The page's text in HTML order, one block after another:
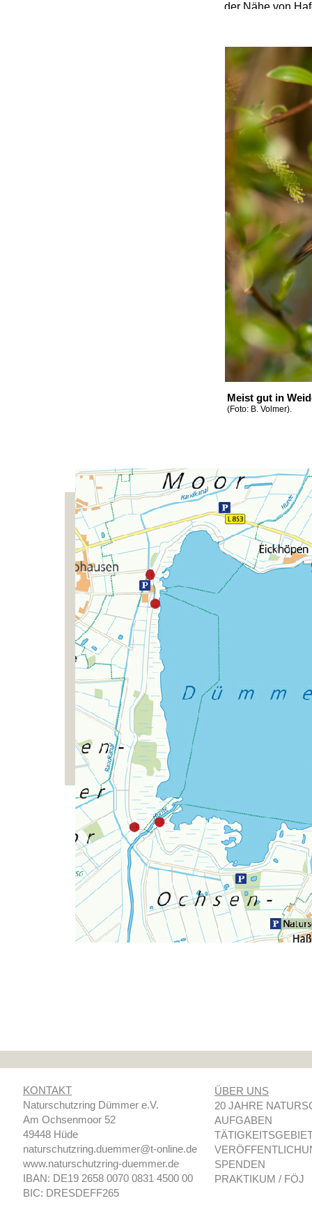
Meist gut in
(Foto: B. Volmer).
der Nähe von
ÜBER UNS
20 JAHRE
AUFGABEN
SPENDEN
PRAKTIKUM / FÖJ
KONTAKT
Naturschutzring Dümmer e.V.
Am Ochsenmoor 52
49448 Hüde
naturschutzring.duemmer@t-online.de
www.naturschutzring-duemmer.de
IBAN: DE19 2658 0070 0831 4500 00
BIC: DRESDEFF265